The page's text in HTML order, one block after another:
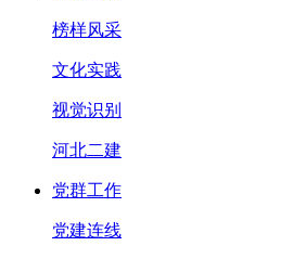
榜样风采
文化实践
视觉识别
河北二建
党群工作
党建连线